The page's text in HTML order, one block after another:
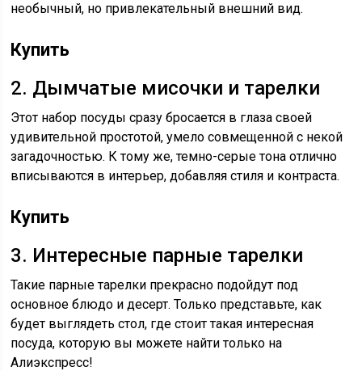
необычный, но привлекательный внешний вид.
Купить
2. Дымчатые мисочки и тарелки
Этот набор посуды сразу бросается в глаза своей
удивительной простотой, умело совмещенной с некой
загадочностью. К тому же, темно-серые тона отлично
вписываются в интерьер, добавляя стиля и контраста.
Купить
3. Интересные парные тарелки
Такие парные тарелки прекрасно подойдут под
основное блюдо и десерт. Только представьте, как
будет выглядеть стол, где стоит такая интересная
посуда, которую вы можете найти только на
Алиэкспресс!